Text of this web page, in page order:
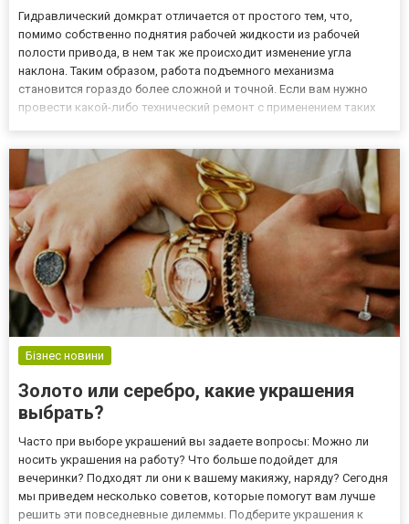
Гидравлический домкрат отличается от простого тем, что,
помимо собственно поднятия рабочей жидкости из рабочей
полости привода, в нем так же происходит изменение угла
наклона. Таким образом, работа подъемного механизма
становится гораздо более сложной и точной. Если вам нужно
провести какой-либо технический ремонт с применением таких
гидравлический...
Бізнес новини
Золото или серебро, какие украшения
выбрать?
Часто при выборе украшений вы задаете вопросы: Можно ли
носить украшения на работу? Что больше подойдет для
вечеринки? Подходят ли они к вашему макияжу, наряду? Сегодня
мы приведем несколько советов, которые помогут вам лучше
решить эти повседневные дилеммы. Подберите украшения к